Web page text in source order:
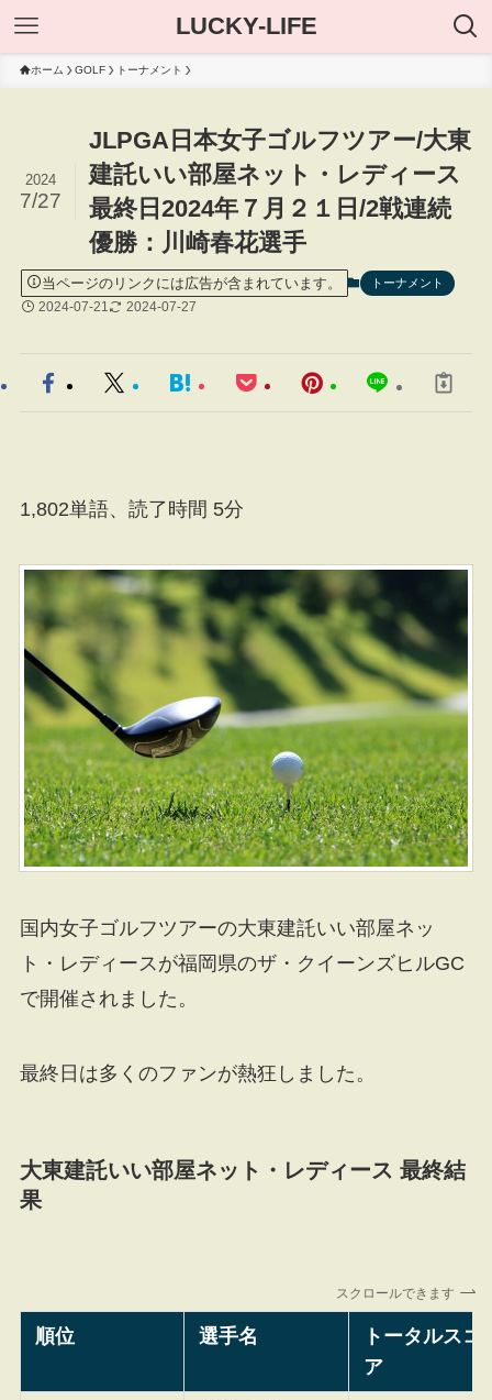
LUCKY-LIFE
ホーム GOLF トーナメント
JLPGA日本女子ゴルフツアー/大東
建託いい部屋ネット・レディース
最終日2024年７月２１日/2戦連続
優勝：川崎春花選手
2024
7/27
当ページのリンクには広告が含まれています。 トーナメント
2024-07-21 2024-07-27
1,802単語、読了時間 5分
国内女子ゴルフツアーの大東建託いい部屋ネッ
ト・レディースが福岡県のザ・クイーンズヒルGC
で開催されました。
最終日は多くのファンが熱狂しました。
大東建託いい部屋ネット・レディース 最終結
果
スクロールできます
順位 選手名
トータルスコ
ア